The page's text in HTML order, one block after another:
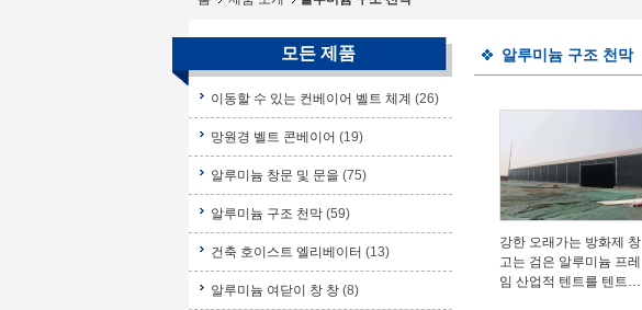
모든 제품
이동할 수 있는 컨베이어 벨트 체계 (26)
망원경 벨트 콘베이어 (19)
알루미늄 창문 및 문을 (75)
알루미늄 구조 천막 (59)
건축 호이스트 엘리베이터 (13)
알루미늄 여닫이 창 창 (8)
알루미늄 구조 천막
강한 오래가는 방화제 창
고는 검은 알루미늄 프레
임 산업적 텐트를 텐트로